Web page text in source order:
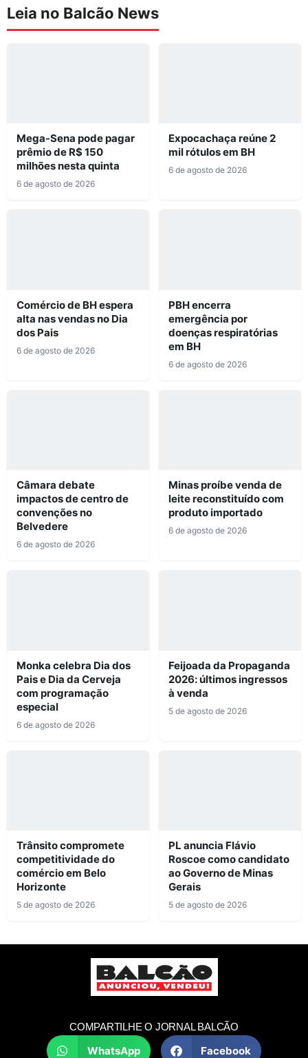
Leia no Balcão News
Mega-Sena pode pagar
prêmio de R$ 150
milhões nesta quinta
6 de agosto de 2026
Expocachaça reúne 2
mil rótulos em BH
6 de agosto de 2026
Comércio de BH espera
alta nas vendas no Dia
dos Pais
6 de agosto de 2026
PBH encerra
emergência por
doenças respiratórias
em BH
6 de agosto de 2026
Câmara debate
impactos de centro de
convenções no
Belvedere
6 de agosto de 2026
Minas proíbe venda de
leite reconstituído com
produto importado
6 de agosto de 2026
Monka celebra Dia dos
Pais e Dia da Cerveja
com programação
especial
6 de agosto de 2026
Feijoada da Propaganda
2026: últimos ingressos
à venda
5 de agosto de 2026
Trânsito compromete
competitividade do
comércio em Belo
Horizonte
5 de agosto de 2026
PL anuncia Flávio
Roscoe como candidato
ao Governo de Minas
Gerais
5 de agosto de 2026
COMPARTILHE O JORNAL BALCÃO
WhatsApp Facebook